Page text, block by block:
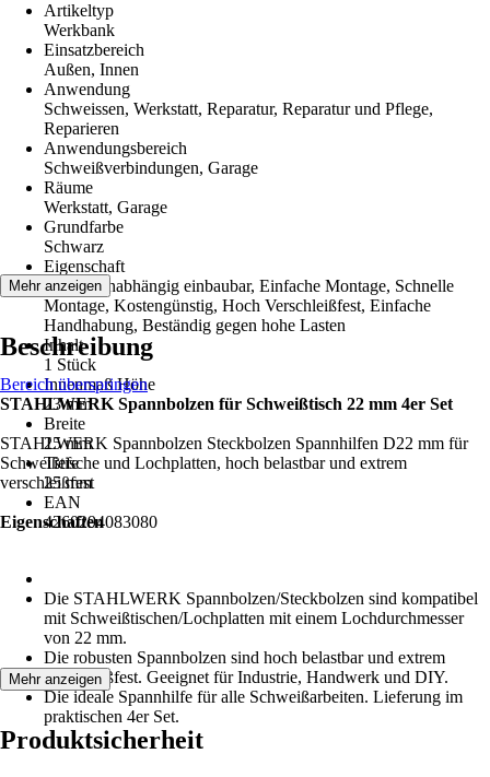
Artikeltyp
Werkbank
Einsatzbereich
Außen, Innen
Anwendung
Schweissen, Werkstatt, Reparatur, Reparatur und Pflege,
Reparieren
Anwendungsbereich
Schweißverbindungen, Garage
Räume
Werkstatt, Garage
Grundfarbe
Schwarz
Eigenschaft
System unabhängig einbaubar, Einfache Montage, Schnelle
Montage, Kostengünstig, Hoch Verschleißfest, Einfache
Handhabung, Beständig gegen hohe Lasten
Inhalt
1 Stück
Innenmaß Höhe
23 mm
Breite
25 mm
Tiefe
25 mm
EAN
4260294083080
Mehr anzeigen
Beschreibung
Bereich überspringen
STAHLWERK Spannbolzen für Schweißtisch 22 mm 4er Set
STAHLWERK Spannbolzen Steckbolzen Spannhilfen D22 mm für
Schweißtische und Lochplatten, hoch belastbar und extrem
verschleißfest
Eigenschaften
Die STAHLWERK Spannbolzen/Steckbolzen sind kompatibel
mit Schweißtischen/Lochplatten mit einem Lochdurchmesser
von 22 mm.
Die robusten Spannbolzen sind hoch belastbar und extrem
verschleißfest. Geeignet für Industrie, Handwerk und DIY.
Die ideale Spannhilfe für alle Schweißarbeiten. Lieferung im
praktischen 4er Set.
Mehr anzeigen
Produktsicherheit